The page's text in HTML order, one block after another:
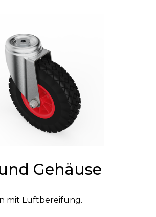
Gehäuse
mit Luftbereifung.